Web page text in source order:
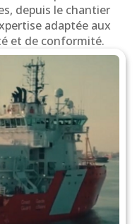
depuis le chantier
adaptée aux
et de conformité.